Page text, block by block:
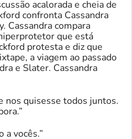
acalorada e cheia de
confronta Cassandra
Cassandra compara
que está
protesta e diz que
a viagem ao passado
e Slater. Cassandra
nos quisesse todos juntos.
a vocês.”